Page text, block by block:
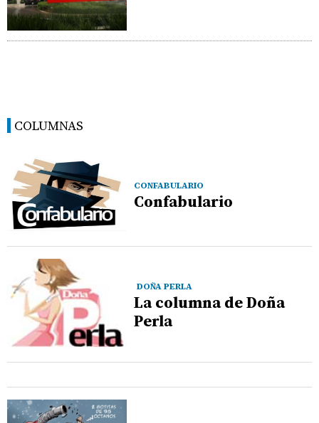
COLUMNAS
CONFABULARIO
Confabulario
DOÑA PERLA
La columna de Doña
Perla